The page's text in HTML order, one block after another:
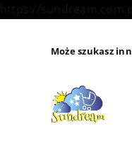
Może szukasz